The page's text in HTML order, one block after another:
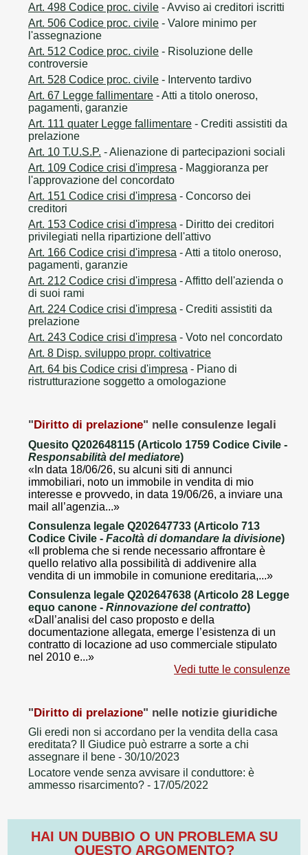
Art. 498 Codice proc. civile - Avviso ai creditori iscritti
Art. 506 Codice proc. civile - Valore minimo per
l'assegnazione
Art. 512 Codice proc. civile - Risoluzione delle
controversie
Art. 528 Codice proc. civile - Intervento tardivo
Art. 67 Legge fallimentare - Atti a titolo oneroso,
pagamenti, garanzie
Art. 111 quater Legge fallimentare - Crediti assistiti da
prelazione
Art. 10 T.U.S.P. - Alienazione di partecipazioni sociali
Art. 109 Codice crisi d'impresa - Maggioranza per
l'approvazione del concordato
Art. 151 Codice crisi d'impresa - Concorso dei
creditori
Art. 153 Codice crisi d'impresa - Diritto dei creditori
privilegiati nella ripartizione dell'attivo
Art. 166 Codice crisi d'impresa - Atti a titolo oneroso,
pagamenti, garanzie
Art. 212 Codice crisi d'impresa - Affitto dell'azienda o
di suoi rami
Art. 224 Codice crisi d'impresa - Crediti assistiti da
prelazione
Art. 243 Codice crisi d'impresa - Voto nel concordato
Art. 8 Disp. sviluppo propr. coltivatrice
Art. 64 bis Codice crisi d'impresa - Piano di
ristrutturazione soggetto a omologazione
"Diritto di prelazione" nelle consulenze legali
Quesito Q202648115 (Articolo 1759 Codice Civile -
Responsabilità del mediatore)
«In data 18/06/26, su alcuni siti di annunci
immobiliari, noto un immobile in vendita di mio
interesse e provvedo, in data 19/06/26, a inviare una
mail all’agenzia...»
Consulenza legale Q202647733 (Articolo 713
Codice Civile - Facoltà di domandare la divisione)
«Il problema che si rende necessario affrontare è
quello relativo alla possibilità di addivenire alla
vendita di un immobile in comunione ereditaria,...»
Consulenza legale Q202647638 (Articolo 28 Legge
equo canone - Rinnovazione del contratto)
«Dall’analisi del caso proposto e della
documentazione allegata, emerge l’esistenza di un
contratto di locazione ad uso commerciale stipulato
nel 2010 e...»
Vedi tutte le consulenze
"Diritto di prelazione" nelle notizie giuridiche
Gli eredi non si accordano per la vendita della casa
ereditata? Il Giudice può estrarre a sorte a chi
assegnare il bene - 30/10/2023
Locatore vende senza avvisare il conduttore: è
ammesso risarcimento? - 17/05/2022
HAI UN DUBBIO O UN PROBLEMA SU
QUESTO ARGOMENTO?